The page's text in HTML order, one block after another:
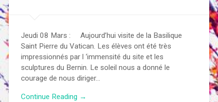
Jeudi 08 Mars : Aujourd’hui visite de la Basilique
Saint Pierre du Vatican. Les élèves ont été très
impressionnés par l ‘immensité du site et les
sculptures du Bernin. Le soleil nous a donné le
courage de nous diriger…
Continue Reading →